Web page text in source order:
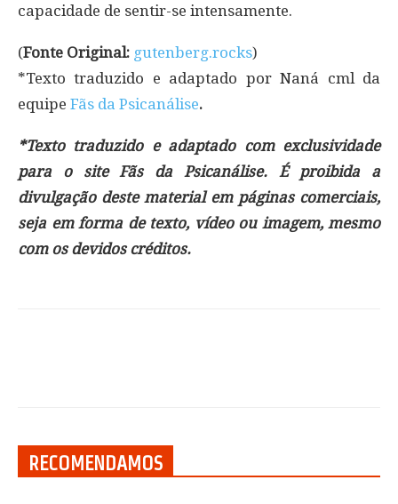
capacidade de sentir-se intensamente.
(Fonte Original: gutenberg.rocks)
*Texto traduzido e adaptado por Naná cml da
equipe Fãs da Psicanálise.
*Texto traduzido e adaptado com exclusividade
para o site Fãs da Psicanálise. É proibida a
divulgação deste material em páginas comerciais,
seja em forma de texto, vídeo ou imagem, mesmo
com os devidos créditos.
RECOMENDAMOS